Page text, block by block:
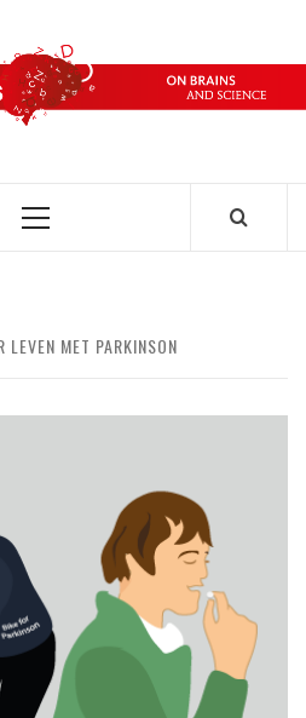
DONDERS
// ON BRAINS AND
Primair
LEVEN MET PARKINSON